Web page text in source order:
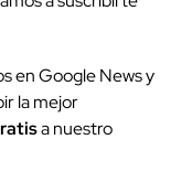
en Google News y
la mejor
a nuestro